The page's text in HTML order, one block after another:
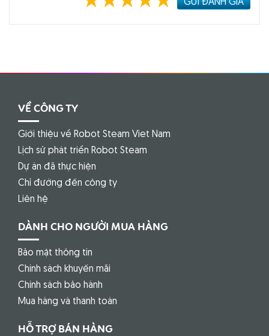
VỀ CÔNG TY
Giới thiệu về Robot Steam Viet Nam
Lịch sử phát triển Robot Steam
Dự án đã thực hiện
Chỉ đường đến công ty
Liên hệ
DÀNH CHO NGƯỜI MUA HÀNG
Bảo mật thông tin
Chính sách khuyến mãi
Chính sách bảo hành
Mua hàng và thanh toán
HỖ TRỢ BÁN HÀNG